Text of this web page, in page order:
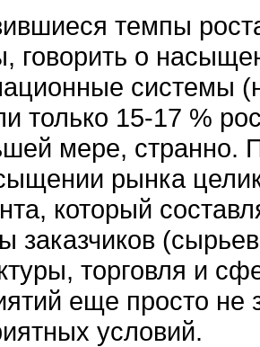
темпы
говорить о
системы
только 15-17 %
мере, странно.
рынка
который
заказчиков
торговля и
еще просто не
условий.